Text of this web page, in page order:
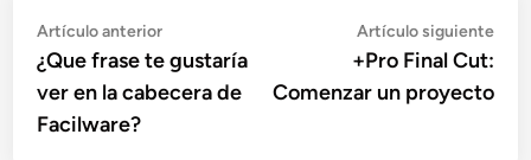
Navegación
de
entradas
Artículo anteriorArtículo
anterior:
¿Que frase te gustaría
ver en la cabecera de
Facilware?
Artículo siguiente
+Pro Final Cut:
Comenzar un proyecto